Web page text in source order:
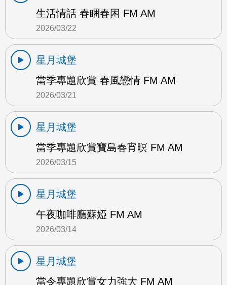
生活情話 春睏春困 FM AM
2026/03/22
星月城堡
當季專題欣賞 春風戀情 FM AM
2026/03/21
星月城堡
當季專題欣賞寶島春宵暝 FM AM
2026/03/15
星月城堡
午夜咖啡廳蘇婭 FM AM
2026/03/14
星月城堡
當令專題欣賞女力強大 FM AM